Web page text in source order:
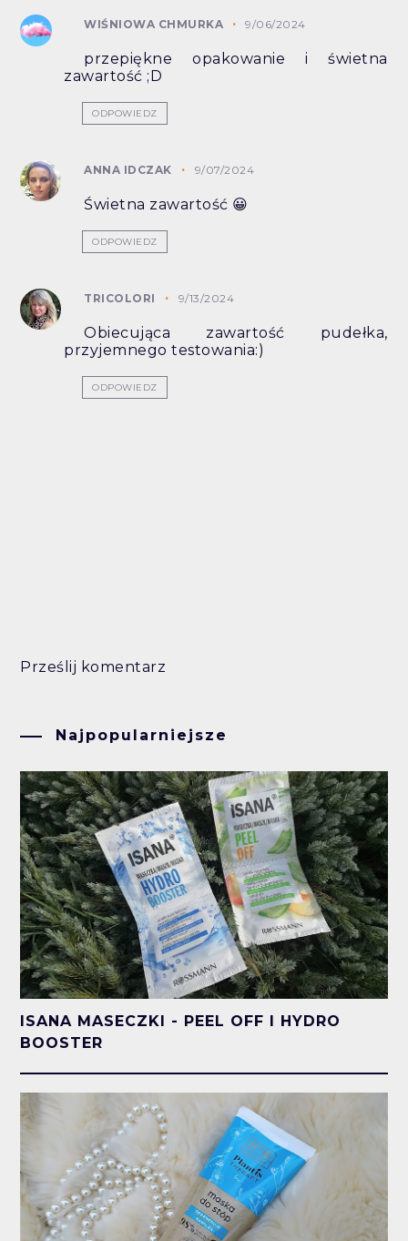
WIŚNIOWA CHMURKA 9/06/2024
przepiękne opakowanie i świetna
zawartość ;D
ODPOWIEDZ
ANNA IDCZAK 9/07/2024
Świetna zawartość 😀
ODPOWIEDZ
TRICOLORI 9/13/2024
Obiecująca zawartość pudełka,
przyjemnego testowania:)
ODPOWIEDZ
Prześlij komentarz
Najpopularniejsze
ISANA MASECZKI - PEEL OFF I HYDRO
BOOSTER